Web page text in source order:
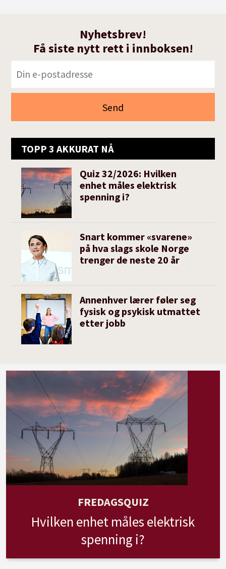
Nyhetsbrev!
Få siste nytt rett i innboksen!
TOPP 3 AKKURAT NÅ
Quiz 32/2026: Hvilken
enhet måles elektrisk
spenning i?
Snart kommer «svarene»
på hva slags skole Norge
trenger de neste 20 år
Annenhver lærer føler seg
fysisk og psykisk utmattet
etter jobb
FREDAGSQUIZ
Hvilken enhet måles elektrisk
spenning i?